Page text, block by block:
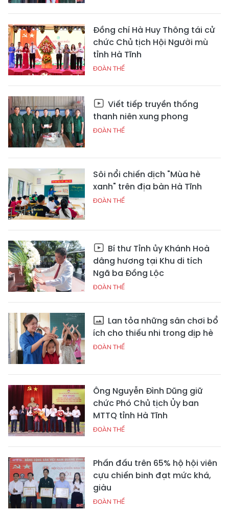
Đồng chí Hà Huy Thông tái cử
chức Chủ tịch Hội Người mù
tỉnh Hà Tĩnh
ĐOÀN THỂ
Viết tiếp truyền thống
thanh niên xung phong
ĐOÀN THỂ
Sôi nổi chiến dịch "Mùa hè
xanh" trên địa bàn Hà Tĩnh
ĐOÀN THỂ
Bí thư Tỉnh ủy Khánh Hoà
dâng hương tại Khu di tích
Ngã ba Đồng Lộc
ĐOÀN THỂ
Lan tỏa những sân chơi bổ
ích cho thiếu nhi trong dịp hè
ĐOÀN THỂ
Ông Nguyễn Đình Dũng giữ
chức Phó Chủ tịch Ủy ban
MTTQ tỉnh Hà Tĩnh
ĐOÀN THỂ
Phấn đấu trên 65% hộ hội viên
cựu chiến binh đạt mức khá,
giàu
ĐOÀN THỂ